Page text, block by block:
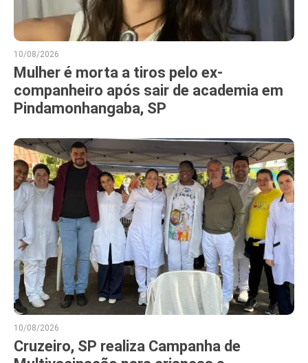
10/08/2026
Mulher é morta a tiros pelo ex-
companheiro após sair de academia em
Pindamonhangaba, SP
10/08/2026
Cruzeiro, SP realiza Campanha de